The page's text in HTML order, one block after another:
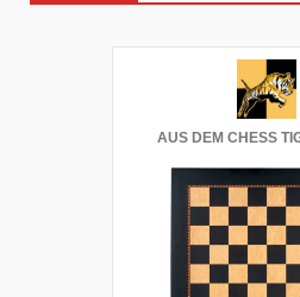
AUS DEM CHESS